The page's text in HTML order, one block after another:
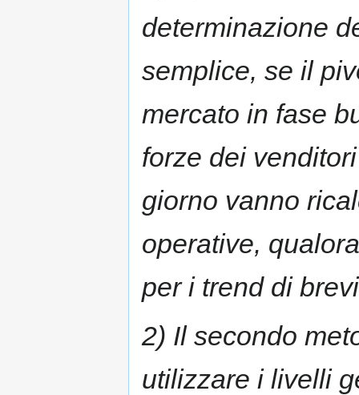
determinazione
semplice, se il
mercato in fase
forze dei
giorno vanno
operative,
per i trend di
2) Il secondo
utilizzare i livelli